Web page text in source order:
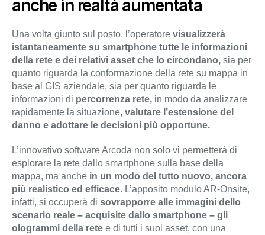
anche in realtà aumentata
Una volta giunto sul posto, l’operatore visualizzerà
istantaneamente su smartphone tutte le informazioni
della rete e dei relativi asset che lo circondano, sia per
quanto riguarda la conformazione della rete su mappa in
base al GIS aziendale, sia per quanto riguarda le
informazioni di percorrenza rete, in modo da analizzare
rapidamente la situazione, valutare l’estensione del
danno e adottare le decisioni più opportune.
L’innovativo software Arcoda non solo vi permetterà di
esplorare la rete dallo smartphone sulla base della
mappa, ma anche in un modo del tutto nuovo, ancora
più realistico ed efficace. L’apposito modulo AR-Onsite,
infatti, si occuperà di sovrapporre alle immagini dello
scenario reale – acquisite dallo smartphone – gli
ologrammi della rete e di tutti i suoi asset, con una